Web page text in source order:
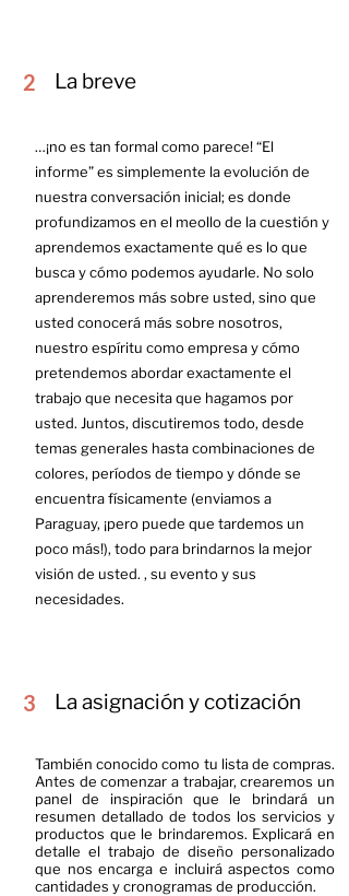
2 La breve
…¡no es tan formal como parece! “El
informe” es simplemente la evolución de
nuestra conversación inicial; es donde
profundizamos en el meollo de la cuestión y
aprendemos exactamente qué es lo que
busca y cómo podemos ayudarle. No solo
aprenderemos más sobre usted, sino que
usted conocerá más sobre nosotros,
nuestro espíritu como empresa y cómo
pretendemos abordar exactamente el
trabajo que necesita que hagamos por
usted. Juntos, discutiremos todo, desde
temas generales hasta combinaciones de
colores, períodos de tiempo y dónde se
encuentra físicamente (enviamos a
Paraguay, ¡pero puede que tardemos un
poco más!), todo para brindarnos la mejor
visión de usted. , su evento y sus
necesidades.
3 La asignación y cotización
También conocido como tu lista de compras.
Antes de comenzar a trabajar, crearemos un
panel de inspiración que le brindará un
resumen detallado de todos los servicios y
productos que le brindaremos. Explicará en
detalle el trabajo de diseño personalizado
que nos encarga e incluirá aspectos como
cantidades y cronogramas de producción.